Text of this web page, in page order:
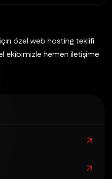
özel web hosting teklifi
ekibimizle hemen iletişime